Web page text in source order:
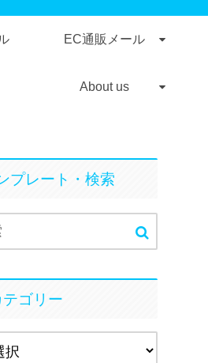
EC通販メール
About us
プレート・検索
テゴリー